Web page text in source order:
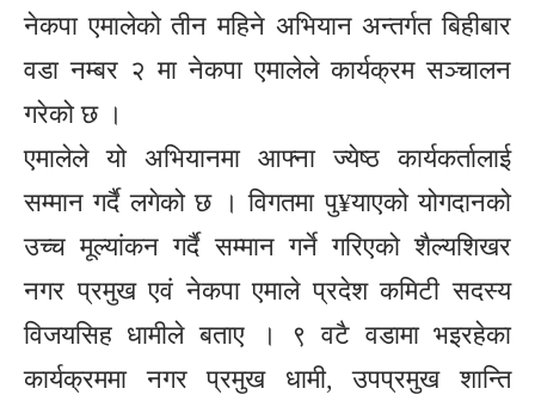
नेकपा एमालेको तीन महिने अभियान अन्तर्गत बिहीबार
वडा नम्बर २ मा नेकपा एमालेले कार्यक्रम सञ्चालन
गरेको छ ।
एमालेले यो अभियानमा आफ्ना ज्येष्ठ कार्यकर्तालाई
सम्मान गर्दै लगेको छ । विगतमा पु¥याएको योगदानको
उच्च मूल्यांकन गर्दै सम्मान गर्ने गरिएको शैल्यशिखर
नगर प्रमुख एवं नेकपा एमाले प्रदेश कमिटी सदस्य
विजयसिह धामीले बताए । ९ वटै वडामा भइरहेका
कार्यक्रममा नगर प्रमुख धामी, उपप्रमुख शान्ति